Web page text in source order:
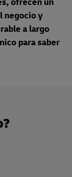
negocio y
a largo
para saber